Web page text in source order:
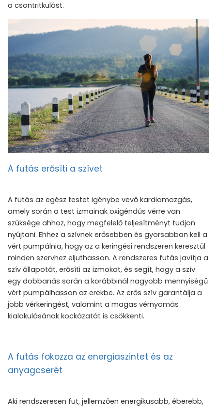
a csontritkulást.
A futás erősíti a szívet
A futás az egész testet igénybe vevő kardiomozgás,
amely során a test izmainak oxigéndús vérre van
szüksége ahhoz, hogy megfelelő teljesítményt tudjon
nyújtani. Ehhez a szívnek erősebben és gyorsabban kell a
vért pumpálnia, hogy az a keringési rendszeren keresztül
minden szervhez eljuthasson. A rendszeres futás javítja a
szív állapotát, erősíti az izmokat, és segít, hogy a szív
egy dobbanás során a korábbinál nagyobb mennyiségű
vért pumpálhasson az erekbe. Az erős szív garantálja a
jobb vérkeringést, valamint a magas vérnyomás
kialakulásának kockázatát is csökkenti.
A futás fokozza az energiaszintet és az
anyagcserét
Aki rendszeresen fut, jellemzően energikusabb, éberebb,